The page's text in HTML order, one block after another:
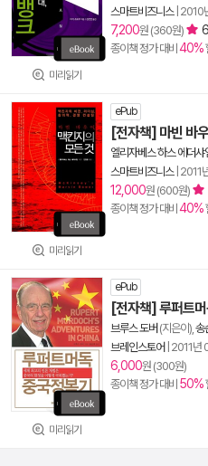
미리읽기
스마트비즈니스| 2010
7,200원 (360원)
종이책 정가 대비 40%
미리읽기
ePub
[전자책] 마빈 바
엘리자베스 하스 에더샤
스마트비즈니스| 2011
12,000원 (600원)
종이책 정가 대비 40%
미리읽기
ePub
[전자책] 루퍼트머
브루스 도버 (지은이), 송
브레인스토어 2011년
6,000원 (300원)
종이책 정가 대비 50%